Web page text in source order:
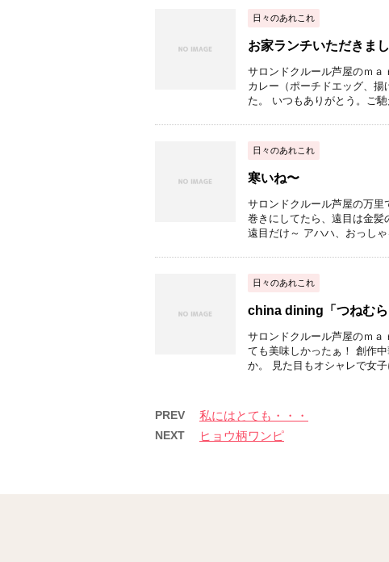
日々のあれこれ
お家ランチいただきま
サロンドクルール芦屋のｍ
カレー（ポーチドエッグ、
た。 いつもありがとう。ご
日々のあれこれ
寒いね〜
サロンドクルール芦屋の万
巻きにしてたら、遠目は金
遠目だけ～ アハハ、おっし
日々のあれこれ
china dining「つねむ
サロンドクルール芦屋のｍａ
ても美味しかったぁ！ 創作
か。 見た目もオシャレで女
PREV 私にはとても・・・
NEXT ヒョウ柄ワンピ